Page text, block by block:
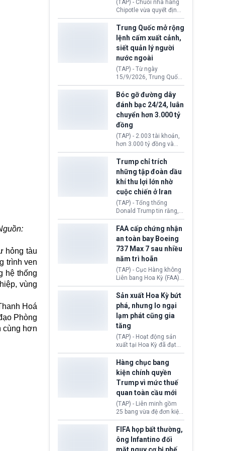
hỏng tàu
trình ven
hệ thống
vùng
Hoá
Phòng
cùng hơn
thăm địa điểm này.
(TAP) - Chuỗi nhà hàng
Chipotle vừa quyết định
loại bỏ tất cả ớt jalapeño
khỏi những cửa hàng
trên toàn lãnh thổ Hoa
Kỳ. Nguyên nhân do cơ
quan y tế nghi ngờ
nguyên liệu liên quan
đến ổ dịch Salmonella
khiến ít nhất 110 người
mắc bệnh tại bang
Minnesota.
Trung Quốc mở rộng
lệnh cấm xuất cảnh,
siết quản lý người
nước ngoài
(TAP) - Từ ngày
15/9/2026, Trung Quốc
áp dụng quy định mới về
quản lý xuất nhập cảnh.
Một hành vi vi phạm giấy
tờ, xuất nhập cảnh trái
phép hay liên quan kiểm
soát công nghệ có thể
khiến công dân Trung
Quốc đối mặt lệnh cấm
xuất cảnh kéo dài tới 3
năm. Trong khi đó, người
nước ngoài sử dụng giấy
tờ giả có nguy cơ bị từ
chối nhập cảnh hoặc
cấm vào Trung Quốc tới
5 năm.
Bóc gỡ đường dây
đánh bạc 24/24, luân
chuyển hơn 3.000 tỷ
đồng
(TAP) - 2.003 tài khoản,
hơn 3.000 tỷ đồng và
một đường dây đánh
bạc xuyên quốc gia vận
hành 24/24 giờ vừa bị
Công an TP. Hải Phòng
(Việt Nam) bóc gỡ.
Trump chỉ trích
những tập đoàn dầu
khí thu lợi lớn nhờ
cuộc chiến ở Iran
(TAP) - Tổng thống
Donald Trump tin rằng, 2
tập đoàn dầu khí
ExxonMobil và Chevron
đã thu về lợi nhuận quá
lớn nhờ giá dầu tăng
mạnh suốt thời gian Hoa
Kỳ xảy ra xung đột ở
Iran. Trên cơ sở đó, lãnh
đạo Nhà Trắng kêu gọi
các doanh nghiệp cần
giảm giá bán cho người
tiêu dùng.
FAA cấp chứng nhận
an toàn bay Boeing
737 Max 7 sau nhiều
năm trì hoãn
(TAP) - Cục Hàng không
Liên bang Hoa Kỳ (FAA)
vừa chính thức cấp
chứng nhận an toàn bay
cho Boeing 737 Max 7,
mẫu máy bay nhỏ nhất
trong dòng 737 Max
thuộc Boeing
Commercial Airplanes
(Boeing). Động thái này
chính thức khép lại gần
một thập kỷ trì hoãn chờ
các cuộc đánh giá
nghiêm ngặt.
Sản xuất Hoa Kỳ bứt
phá, nhưng lo ngại
lạm phát cũng gia
tăng
(TAP) - Hoạt động sản
xuất tại Hoa Kỳ đã đạt
tốc độ nhanh nhất trong
hơn 4 năm qua, cho
thấy nền kinh tế đang
phục hồi tích cực, bất
chấp tác động từ thuế
quan. Tuy nhiên, không
ít doanh nghiệp vẫn cảm
thấy áp lực lạm phát, bất
ổn địa chính trị hiện còn
nghiêm trọng hơn cả
giai đoạn đại dịch
COVID-19.
Hàng chục bang
kiện chính quyền
Trump vì mức thuế
quan toàn cầu mới
(TAP) - Liên minh gồm
25 bang vừa đệ đơn kiện
chính quyền Tổng thống
Donald Trump. Phe
nguyên đơn tin rằng,
hành động áp thuế 10 -
FIFA họp bất thường,
ông Infantino đối